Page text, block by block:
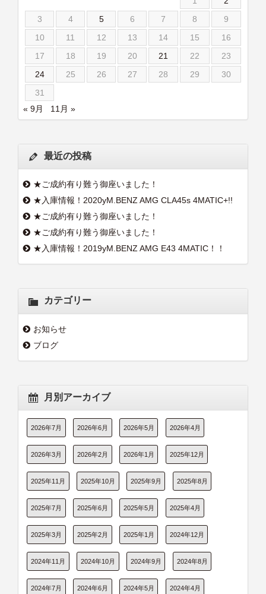
3
4 5 6 7 8
9
10
11 12 13 14 15
16
17
18 19 20 21 22
23
24
25 26 27 28 29
30
31
« 9月
11月 »
最近の投稿
★ご成約有り難う御座いました！
★入庫情報！2020yM.BENZ AMG CLA45s 4MATIC+!!
★ご成約有り難う御座いました！
★ご成約有り難う御座いました！
★入庫情報！2019yM.BENZ AMG E43 4MATIC！！
カテゴリー
お知らせ
ブログ
月別アーカイブ
2026年7月 2026年6月 2026年5月 2026年4月
2026年3月 2026年2月 2026年1月 2025年12月
2025年11月 2025年10月 2025年9月 2025年8月
2025年7月 2025年6月 2025年5月 2025年4月
2025年3月 2025年2月 2025年1月 2024年12月
2024年11月 2024年10月 2024年9月 2024年8月
2024年7月 2024年6月 2024年5月 2024年4月